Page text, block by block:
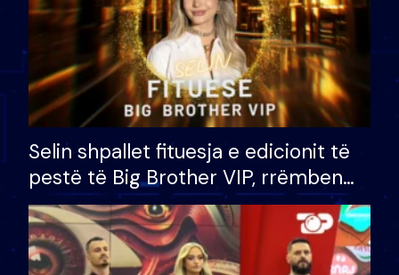
Selin shpallet fituesja e edicionit të
pestë të Big Brother VIP, rrëmben
çmimin e madh prej 100 mijë eurosh